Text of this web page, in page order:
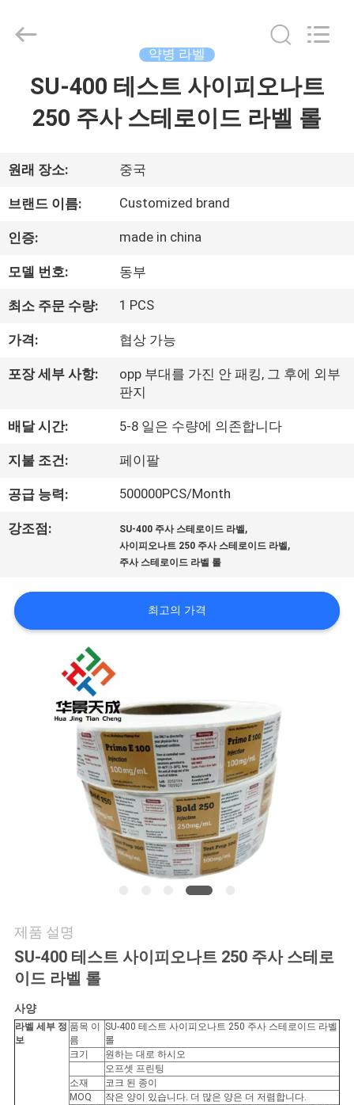
품
우
리
하
여
공
장
여
행
품
질
뉴
스
경
우
2017
약병 라벨
SU-400 테스트 사이피오나트
250 주사 스테로이드 라벨 롤
원래 장소: 중국
브랜드 이름: Customized brand
인증: made in china
모델 번호: 동부
최소 주문 수량: 1 PCS
가격: 협상 가능
포장 세부 사항:
opp 부대를 가진 안 패킹, 그 후에 외부
판지
배달 시간: 5-8 일은 수량에 의존합니다
지불 조건: 페이팔
공급 능력: 500000PCS/Month
강조점: SU-400 주사 스테로이드 라벨,
사이피오나트 250 주사 스테로이드 라벨,
주사 스테로이드 라벨 롤
최고의 가격
제품 설명
SU-400 테스트 사이피오나트 250 주사 스테로
이드 라벨 롤
사양
라벨 세부 정
보
품목 이
름
SU-400 테스트 사이피오나트 250 주사 스테로이드 라벨
롤
크기
원하는 대로 하시오
오프셋 프린팅
소재
코크 된 종이
MOQ
작은 양이 있습니다. 더 많은 양은 더 저렴합니다.